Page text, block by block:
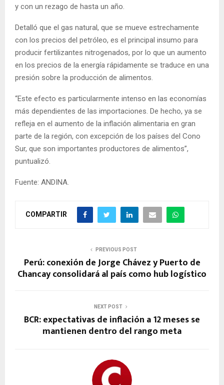
y con un rezago de hasta un año.
Detalló que el gas natural, que se mueve estrechamente
con los precios del petróleo, es el principal insumo para
producir fertilizantes nitrogenados, por lo que un aumento
en los precios de la energía rápidamente se traduce en una
presión sobre la producción de alimentos.
“Este efecto es particularmente intenso en las economías
más dependientes de las importaciones. De hecho, ya se
refleja en el aumento de la inflación alimentaria en gran
parte de la región, con excepción de los países del Cono
Sur, que son importantes productores de alimentos”,
puntualizó.
Fuente: ANDINA.
COMPARTIR
PREVIOUS POST
Perú: conexión de Jorge Chávez y Puerto de
Chancay consolidará al país como hub logístico
NEXT POST
BCR: expectativas de inflación a 12 meses se
mantienen dentro del rango meta